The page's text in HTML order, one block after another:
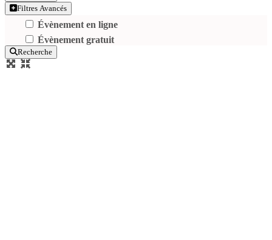
Filtres Avancés
Évènement en ligne
Évènement gratuit
Recherche